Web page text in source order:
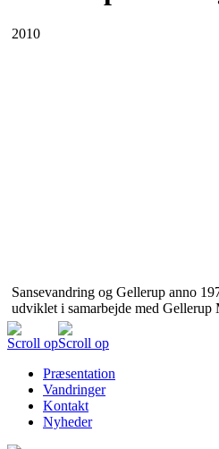
2010
Sansevandring og Gellerup anno
udviklet i samarbejde med Gellerup
Scroll opScroll op
Præsentation
Vandringer
Kontakt
Nyheder